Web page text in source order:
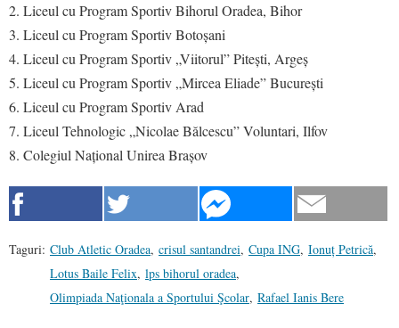
2. Liceul cu Program Sportiv Bihorul Oradea, Bihor
3. Liceul cu Program Sportiv Botoșani
4. Liceul cu Program Sportiv „Viitorul” Pitești, Argeș
5. Liceul cu Program Sportiv „Mircea Eliade” București
6. Liceul cu Program Sportiv Arad
7. Liceul Tehnologic „Nicolae Bălcescu” Voluntari, Ilfov
8. Colegiul Național Unirea Brașov
Taguri: Club Atletic Oradea, crisul santandrei, Cupa ING, Ionuț Petrică,
Lotus Baile Felix, lps bihorul oradea,
Olimpiada Naţionala a Sportului Şcolar, Rafael Ianis Bere